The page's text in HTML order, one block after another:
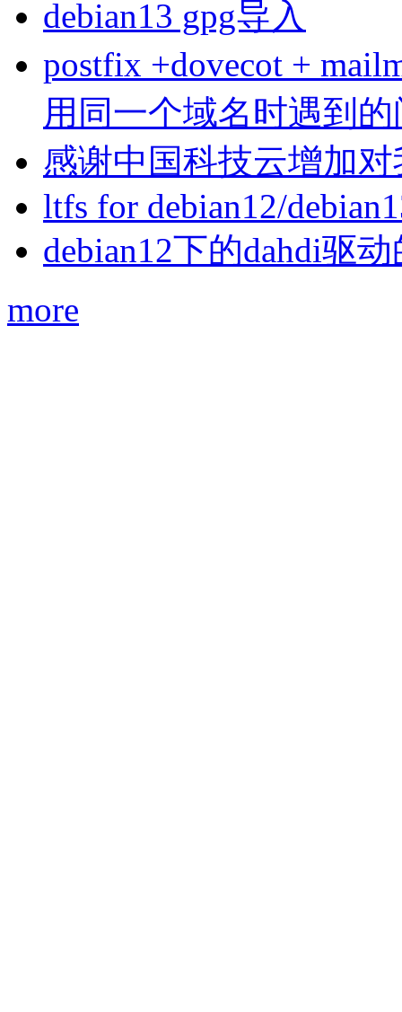
debian13 gpg导入
postfix +dovecot +
用同一个域名时遇到
感谢中国科技云增加
ltfs for debian12/
debian12下的dahdi驱动
more